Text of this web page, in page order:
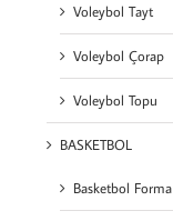
Voleybol Tayt
Voleybol Çorap
Voleybol Topu
BASKETBOL
Basketbol Forma